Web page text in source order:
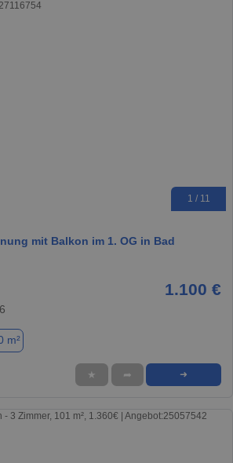
1 / 11
mit Balkon im 1. OG in Bad
1.100 €
m²
★ ➦ ➜